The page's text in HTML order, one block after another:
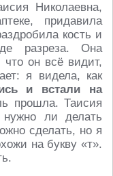
Николаевна,
придавила
кость и
разреза. Она
он всё видит,
я видела, как
и встали на
прошла. Таисия
нужно ли делать
сделать, но я
на букву «т».